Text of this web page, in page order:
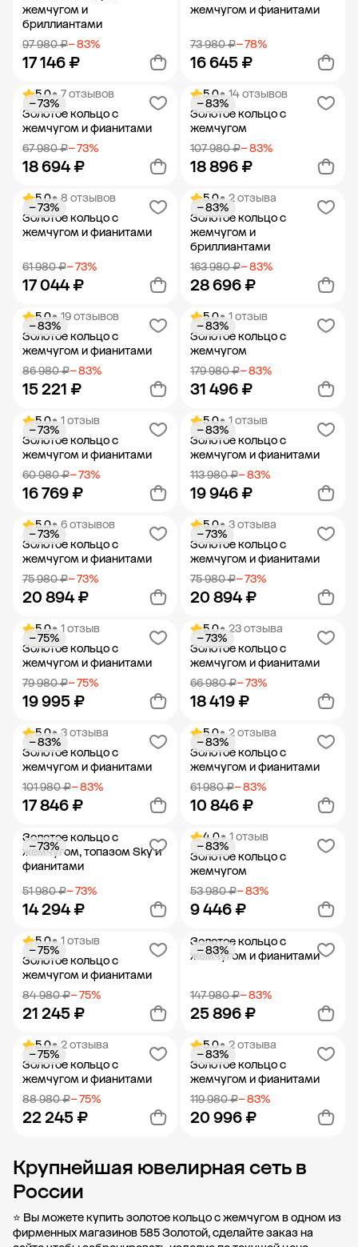
жемчугом и
бриллиантами
97 980 ₽− 83%
17 146 ₽
Добавить в корзину
жемчугом и фианитами
73 980 ₽− 78%
16 645 ₽
Добавить в корзину
5.0• 7 отзывов
Золотое кольцо с
жемчугом и фианитами
67 980 ₽− 73%
18 694 ₽
− 73%
Добавить в корзину
5.0• 14 отзывов
Золотое кольцо с
жемчугом
107 980 ₽− 83%
18 896 ₽
− 83%
Добавить в корзину
5.0• 8 отзывов
Золотое кольцо с
жемчугом и фианитами
61 980 ₽− 73%
17 044 ₽
− 73%
Добавить в корзину
5.0• 2 отзыва
Золотое кольцо с
жемчугом и
бриллиантами
163 980 ₽− 83%
28 696 ₽
− 83%
Добавить в корзину
5.0• 19 отзывов
Золотое кольцо с
жемчугом и фианитами
86 980 ₽− 83%
15 221 ₽
− 83%
Добавить в корзину
5.0• 1 отзыв
Золотое кольцо с
жемчугом
179 980 ₽− 83%
31 496 ₽
− 83%
Добавить в корзину
5.0• 1 отзыв
Золотое кольцо с
жемчугом и фианитами
60 980 ₽− 73%
16 769 ₽
− 73%
Добавить в корзину
5.0• 1 отзыв
Золотое кольцо с
жемчугом и фианитами
113 980 ₽− 83%
19 946 ₽
− 83%
Добавить в корзину
5.0• 6 отзывов
Золотое кольцо с
жемчугом и фианитами
75 980 ₽− 73%
20 894 ₽
− 73%
Добавить в корзину
5.0• 3 отзыва
Золотое кольцо с
жемчугом и фианитами
75 980 ₽− 73%
20 894 ₽
− 73%
Добавить в корзину
5.0• 1 отзыв
Золотое кольцо с
жемчугом и фианитами
79 980 ₽− 75%
19 995 ₽
− 75%
Добавить в корзину
5.0• 23 отзыва
Золотое кольцо с
жемчугом и фианитами
66 980 ₽− 73%
18 419 ₽
− 73%
Добавить в корзину
5.0• 3 отзыва
Золотое кольцо с
жемчугом и фианитами
101 980 ₽− 83%
17 846 ₽
− 83%
Добавить в корзину
5.0• 2 отзыва
Золотое кольцо с
жемчугом и фианитами
61 980 ₽− 83%
10 846 ₽
− 83%
Добавить в корзину
Золотое кольцо с
жемчугом, топазом Sky и
фианитами
51 980 ₽− 73%
14 294 ₽
− 73%
Добавить в корзину
4.0• 1 отзыв
Золотое кольцо с
жемчугом
53 980 ₽− 83%
9 446 ₽
− 83%
Добавить в корзину
5.0• 1 отзыв
Золотое кольцо с
жемчугом и фианитами
84 980 ₽− 75%
21 245 ₽
− 75%
Добавить в корзину
Золотое кольцо с
жемчугом и фианитами
147 980 ₽− 83%
25 896 ₽
− 83%
Добавить в корзину
5.0• 2 отзыва
Золотое кольцо с
жемчугом и фианитами
88 980 ₽− 75%
22 245 ₽
− 75%
Добавить в корзину
5.0• 2 отзыва
Золотое кольцо с
жемчугом и фианитами
119 980 ₽− 83%
20 996 ₽
− 83%
Добавить в корзину
Крупнейшая ювелирная сеть в
России
⭐ Вы можете купить золотое кольцо с жемчугом в одном из
фирменных магазинов 585 Золотой, сделайте заказ на